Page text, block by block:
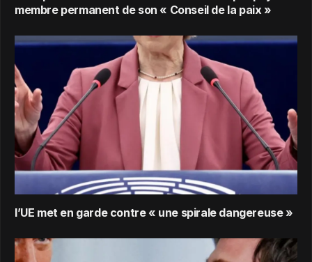
membre permanent de son « Conseil de la paix »
l’UE met en garde contre « une spirale dangereuse »